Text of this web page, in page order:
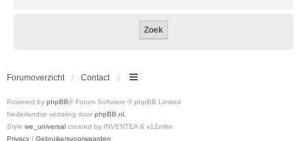
Forumoverzicht Contact
Powered by phpBB® Forum Software © phpBB Limited
Nederlandse vertaling door phpBB.nl .
Style we_universal created by INVENTEA & v12mike
Privacy
Gebruikersvoorwaarden